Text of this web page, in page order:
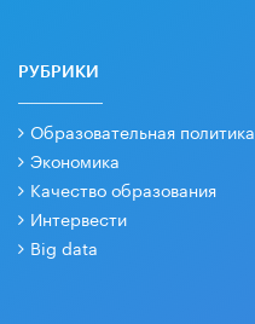
РУБРИКИ
Образовательная политика
Экономика
Качество образования
Интервести
Big data